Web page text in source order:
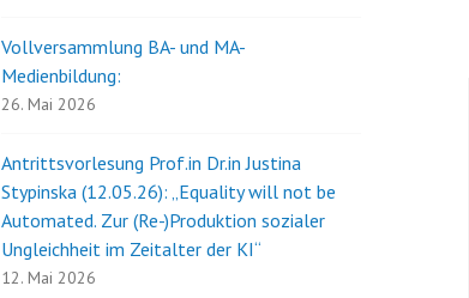
Vollversammlung BA- und MA-
Medienbildung:
26. Mai 2026
Antrittsvorlesung Prof.in Dr.in Justina
Stypinska (12.05.26): „Equality will not be
Automated. Zur (Re-)Produktion sozialer
Ungleichheit im Zeitalter der KI“
12. Mai 2026